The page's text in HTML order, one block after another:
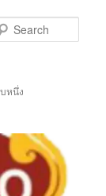
หนึ่ง